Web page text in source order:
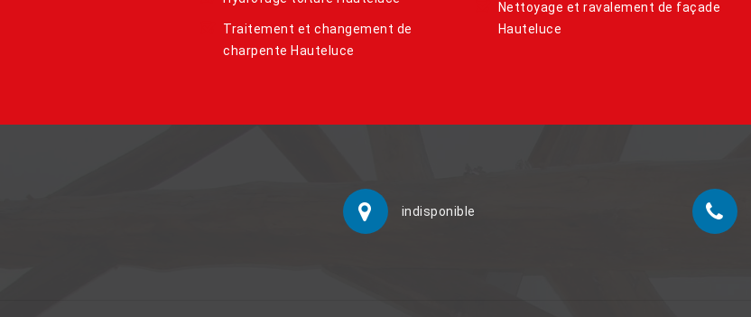
Traitement et changement de
charpente Hauteluce
Nettoyage et ravalement de façade
Hauteluce
indisponible